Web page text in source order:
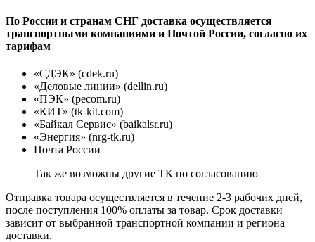
По России и странам СНГ доставка осуществляется
транспортными компаниями и Почтой России, согласно их
тарифам
«СДЭК» (cdek.ru)
«Деловые линии» (dellin.ru)
«ПЭК» (pecom.ru)
«КИТ» (tk-kit.com)
«Байкал Сервис» (baikalsr.ru)
«Энергия» (nrg-tk.ru)
Почта России
Так же возможны другие ТК по согласованию
Отправка товара осуществляется в течение 2-3 рабочих дней,
после поступления 100% оплаты за товар. Срок доставки
зависит от выбранной транспортной компании и региона
доставки.